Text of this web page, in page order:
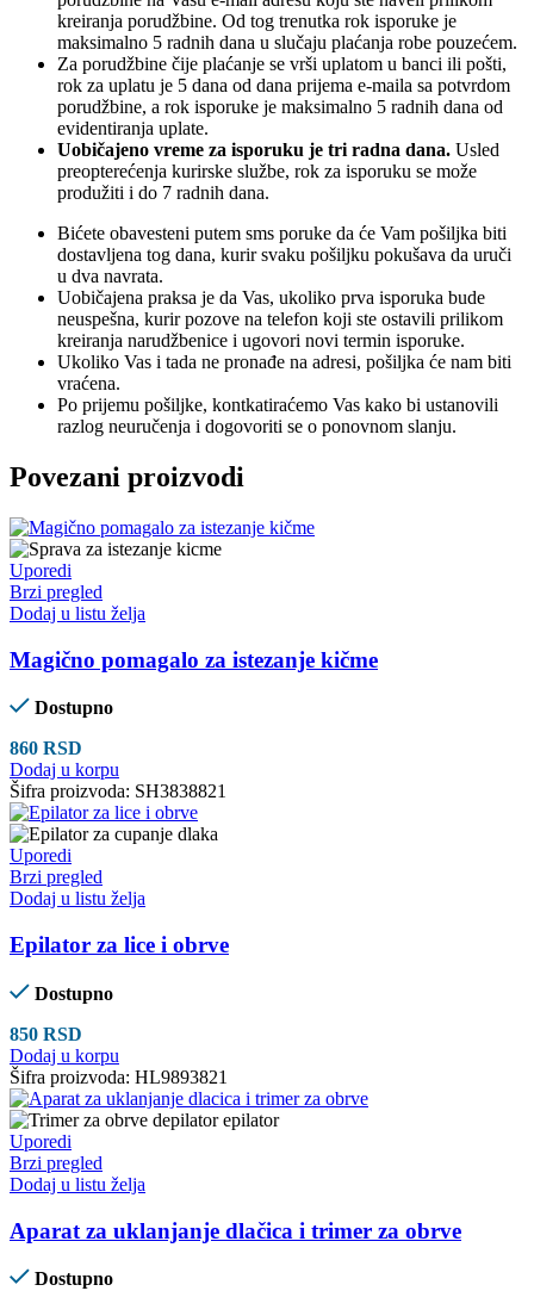
kreiranja porudžbine. Od tog trenutka rok isporuke je
maksimalno 5 radnih dana u slučaju plaćanja robe pouzećem.
Za porudžbine čije plaćanje se vrši uplatom u banci ili pošti,
rok za uplatu je 5 dana od dana prijema e-maila sa potvrdom
porudžbine, a rok isporuke je maksimalno 5 radnih dana od
evidentiranja uplate.
Uobičajeno vreme za isporuku je tri radna dana. Usled
preopterećenja kurirske službe, rok za isporuku se može
produžiti i do 7 radnih dana.
Bićete obavesteni putem sms poruke da će Vam pošiljka biti
dostavljena tog dana, kurir svaku pošiljku pokušava da uruči
u dva navrata.
Uobičajena praksa je da Vas, ukoliko prva isporuka bude
neuspešna, kurir pozove na telefon koji ste ostavili prilikom
kreiranja narudžbenice i ugovori novi termin isporuke.
Ukoliko Vas i tada ne pronađe na adresi, pošiljka će nam biti
vraćena.
Po prijemu pošiljke, kontkatiraćemo Vas kako bi ustanovili
razlog neuručenja i dogovoriti se o ponovnom slanju.
Povezani proizvodi
Uporedi
Brzi pregled
Dodaj u listu želja
Magično pomagalo za istezanje kičme
Dostupno
860 RSD
Dodaj u korpu
Šifra proizvoda: SH3838821
Uporedi
Brzi pregled
Dodaj u listu želja
Epilator za lice i obrve
Dostupno
850 RSD
Dodaj u korpu
Šifra proizvoda: HL9893821
Uporedi
Brzi pregled
Dodaj u listu želja
Aparat za uklanjanje dlačica i trimer za obrve
Dostupno